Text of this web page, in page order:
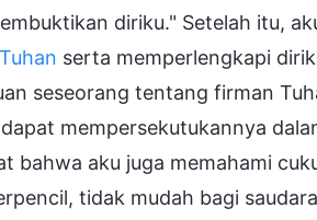
diriku." Setelah itu,
serta memperlengkapi
seseorang tentang firman
mempersekutukannya
bahwa aku juga memahami
tidak mudah bagi